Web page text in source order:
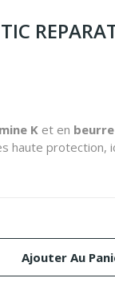
K et en
haute protection,
Ajouter Au